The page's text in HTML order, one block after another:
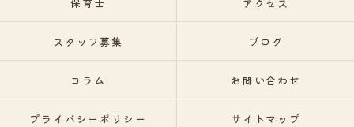
スタッフ募集 ブログ
コラム お問い合わせ
プライバシーポリシー サイトマップ